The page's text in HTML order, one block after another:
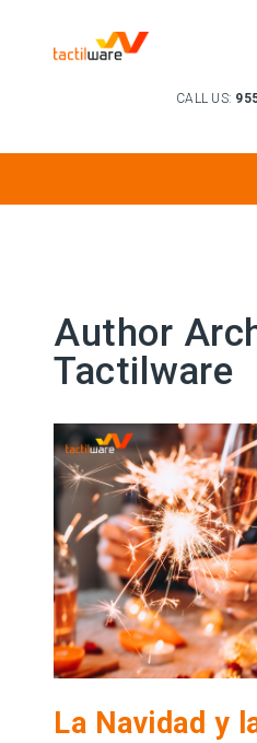
CALL US:
Author
Tactilware